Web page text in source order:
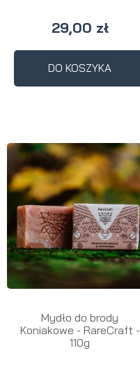
29,00 zł
DO KOSZYKA
Mydło do brody
Koniakowe - RareCraft -
110g